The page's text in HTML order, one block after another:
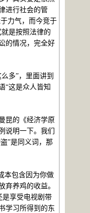
进行社会的管
力气，而今竞于
是按照法律的
的情况，完全好
多”，里面讲到
“这是众人皆知
昆的《经济学原
说明一下。我们
”是同义词，那
本包含因为你做
养鸡的收益。
是享受电视剧带
学习所得到的东